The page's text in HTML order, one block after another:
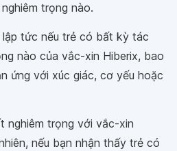
trọng nào.
tức nếu trẻ có bất kỳ tác
nào của vắc-xin Hiberix, bao
ứng với xúc giác, cơ yếu hoặc
nghiêm trọng với vắc-xin
nếu bạn nhận thấy trẻ có